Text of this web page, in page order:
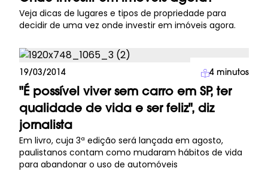
Veja dicas de lugares e tipos de propriedade para
decidir de uma vez onde investir em imóveis agora.
Imprensa
19/03/2014 4 minutos
"É possível viver sem carro em SP, ter
qualidade de vida e ser feliz", diz
jornalista
Em livro, cuja 3ª edição será lançada em agosto,
paulistanos contam como mudaram hábitos de vida
para abandonar o uso de automóveis